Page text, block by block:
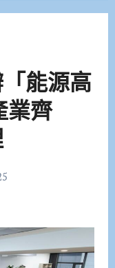
能源高
業齊